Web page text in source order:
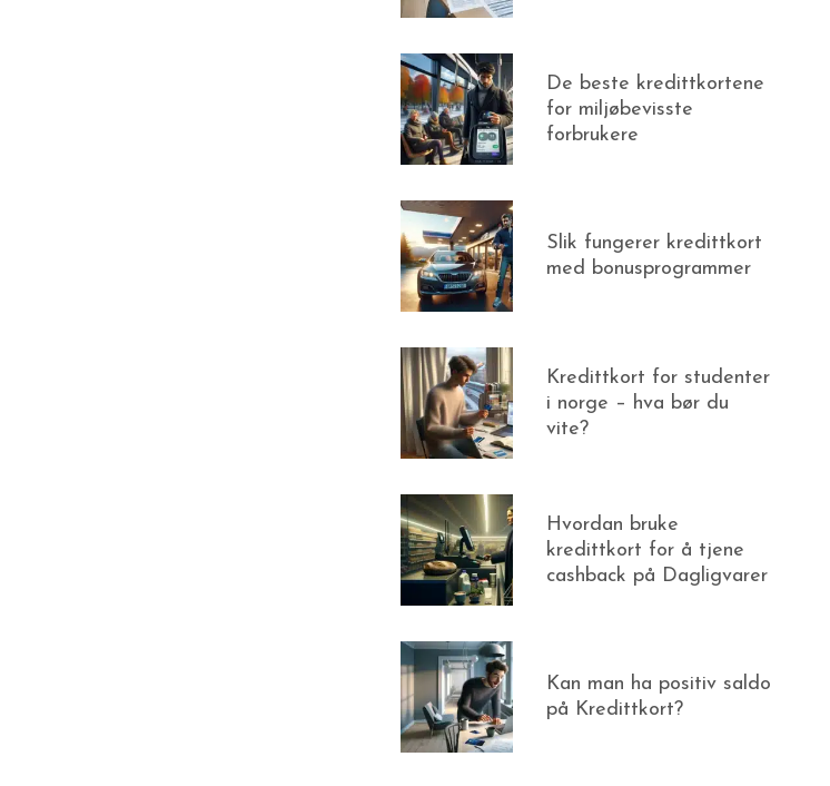
De beste kredittkortene
for miljøbevisste
forbrukere
Slik fungerer kredittkort
med bonusprogrammer
Kredittkort for studenter
i norge – hva bør du
vite?
Hvordan bruke
kredittkort for å tjene
cashback på Dagligvarer
Kan man ha positiv saldo
på Kredittkort?